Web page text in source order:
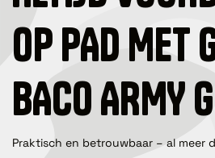
OP PAD MET
BACO ARMY
Praktisch en betrouwbaar – al meer